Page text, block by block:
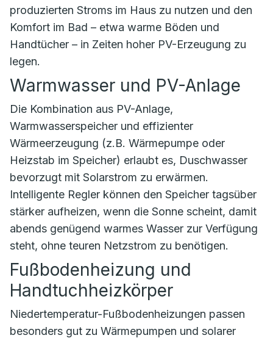
produzierten Stroms im Haus zu nutzen und den
Komfort im Bad – etwa warme Böden und
Handtücher – in Zeiten hoher PV-Erzeugung zu
legen.
Warmwasser und PV-Anlage
Die Kombination aus PV-Anlage,
Warmwasserspeicher und effizienter
Wärmeerzeugung (z.B. Wärmepumpe oder
Heizstab im Speicher) erlaubt es, Duschwasser
bevorzugt mit Solarstrom zu erwärmen.
Intelligente Regler können den Speicher tagsüber
stärker aufheizen, wenn die Sonne scheint, damit
abends genügend warmes Wasser zur Verfügung
steht, ohne teuren Netzstrom zu benötigen.
Fußbodenheizung und
Handtuchheizkörper
Niedertemperatur-Fußbodenheizungen passen
besonders gut zu Wärmepumpen und solarer